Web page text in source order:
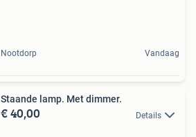
Nootdorp Vandaag
Staande lamp. Met dimmer.
€ 40,00 Details